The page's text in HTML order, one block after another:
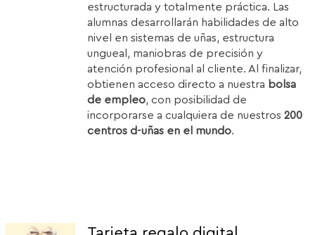
estructurada y totalmente práctica. Las
alumnas desarrollarán habilidades de alto
nivel en sistemas de uñas, estructura
ungueal, maniobras de precisión y
atención profesional al cliente. Al finalizar,
obtienen acceso directo a nuestra bolsa
de empleo, con posibilidad de
incorporarse a cualquiera de nuestros200
centros d-uñas en el mundo.